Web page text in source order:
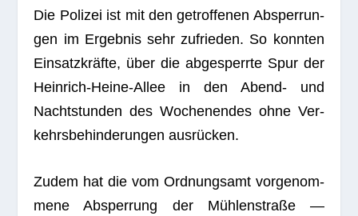
Die Poli­zei ist mit den getrof­fe­nen Absper­run­
gen im Ergeb­nis sehr zufrie­den. So konn­ten
Ein­satz­kräfte, über die abge­sperrte Spur der
Hein­rich-Heine-Allee in den Abend- und
Nacht­stun­den des Wochen­en­des ohne Ver­
kehrs­be­hin­de­run­gen ausrücken.
Zudem hat die vom Ord­nungs­amt vor­ge­nom­
mene Absper­rung der Müh­len­straße —